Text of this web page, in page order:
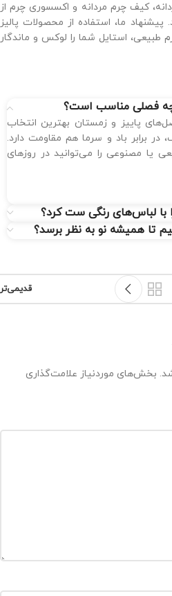
کیف چرم مردانه و اکسسوری چرم از
پیشنهاد ما، استفاده از محصولات پالیز
استایل شما را لوکس و ماندگار
فصلی مناسب است؟
پاییز و زمستان بهترین انتخاب
در برابر باد و سرما هم مقاومت دارد.
یا مصنوعی را می‌توانید در روزهای
لباس‌های رنگی ست کرد؟
تا همیشه نو به نظر برسد؟
قدیمی‌تر
بخش‌های موردنیاز علامت‌گذاری